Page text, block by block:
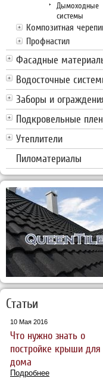
Дымоходные
системы
Композитная
Профнастил
Фасадные
Водосточные
Заборы и
Подкровельные
Утеплители
Пиломатериалы
Статьи
10 Мая 2016
Что нужно знать о
постройке крыши для
дома
Подробнее